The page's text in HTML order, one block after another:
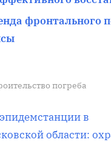
фронтального
погреба
в
области: